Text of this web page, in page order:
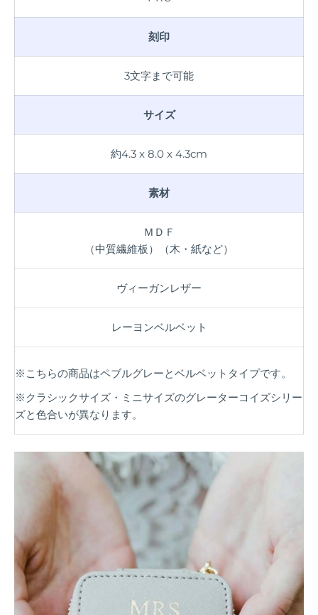
刻印
3文字まで可能
サイズ
約4.3 x 8.0 x 4.3cm
素材
ＭＤＦ
（中質繊維板）（木・紙など）
ヴィーガンレザー
レーヨンベルベット
※こちらの商品はペブルグレーとベルベットタイプです。
※クラシックサイズ・ミニサイズのグレーターコイズシリー
ズと色合いが異なります。